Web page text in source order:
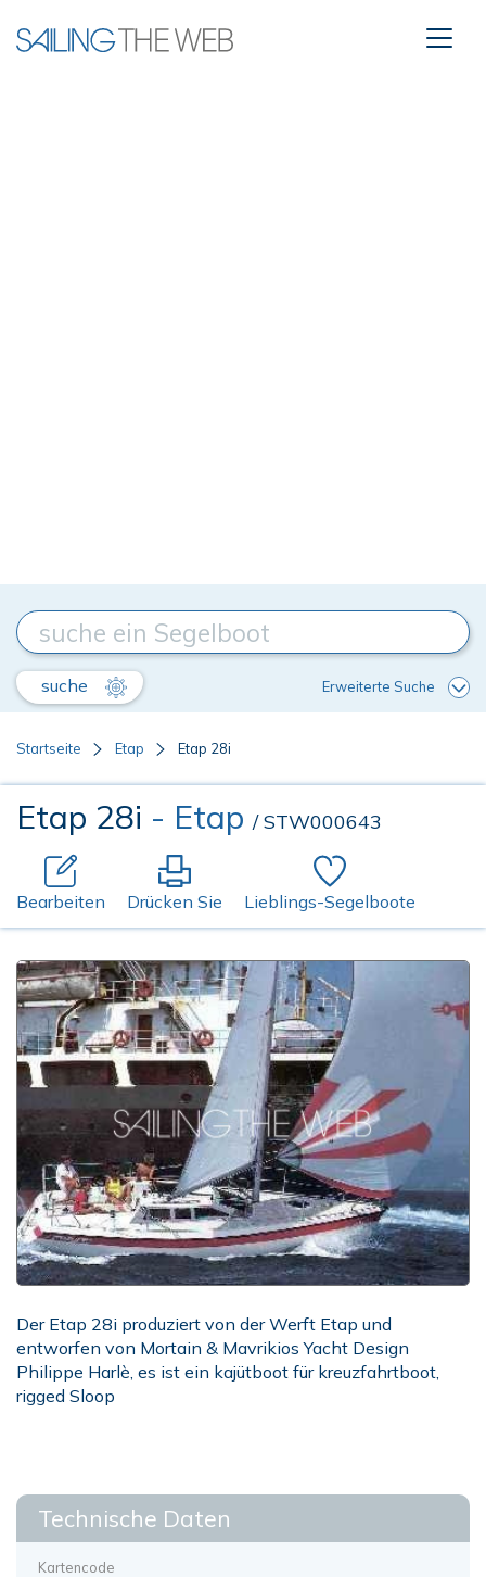
suche Erweiterte Suche
Startseite Etap Etap 28i
Etap 28i - Etap / STW000643
Bearbeiten Drücken Sie Lieblings-Segelboote
Der Etap 28i produziert von der Werft Etap und
entworfen von Mortain & Mavrikios Yacht Design
Philippe Harlè, es ist ein kajütboot für kreuzfahrtboot,
rigged Sloop
Technische Daten
Kartencode